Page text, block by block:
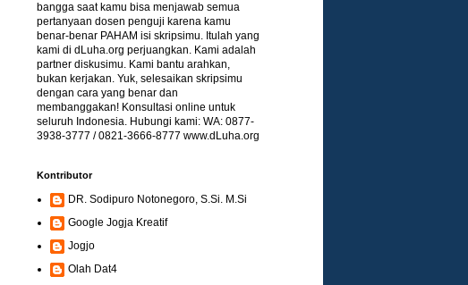
bangga saat kamu bisa menjawab semua
pertanyaan dosen penguji karena kamu
benar-benar PAHAM isi skripsimu. Itulah yang
kami di dLuha.org perjuangkan. Kami adalah
partner diskusimu. Kami bantu arahkan,
bukan kerjakan. Yuk, selesaikan skripsimu
dengan cara yang benar dan
membanggakan! Konsultasi online untuk
seluruh Indonesia. Hubungi kami: WA: 0877-
3938-3777 / 0821-3666-8777 www.dLuha.org
Kontributor
DR. Sodipuro Notonegoro, S.Si. M.Si
Google Jogja Kreatif
Jogjo
Olah Dat4